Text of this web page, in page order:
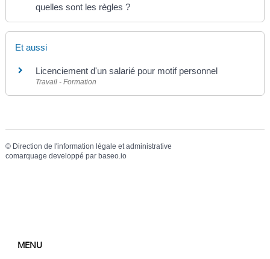
quelles sont les règles ?
Et aussi
Licenciement d'un salarié pour motif personnel
Travail - Formation
© Direction de l'information légale et administrative
comarquage developpé par baseo.io
MENU